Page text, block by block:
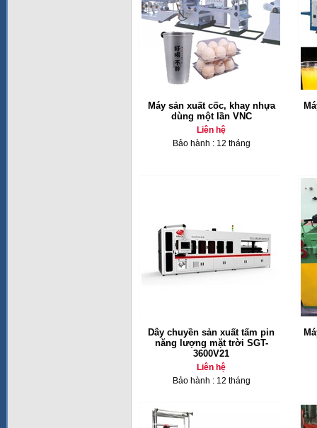
Máy sản xuất cốc, khay nhựa
dùng một lần VNC
Liên hệ
Bảo hành : 12 tháng
Dây chuyền sản xuất tấm pin
năng lượng mặt trời SGT-
3600V21
Liên hệ
Bảo hành : 12 tháng